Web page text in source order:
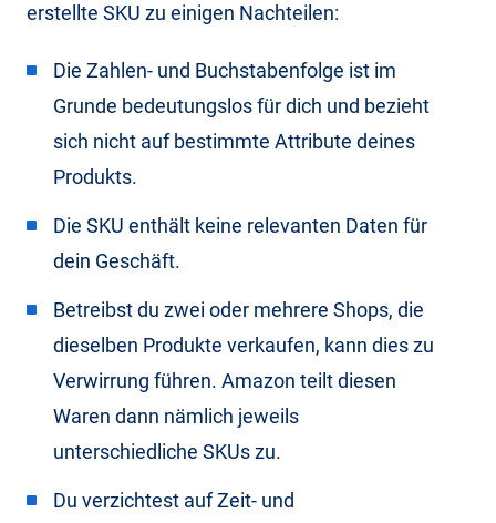
erstellte SKU zu einigen Nachteilen:
Die Zahlen- und Buchstabenfolge ist im
Grunde bedeutungslos für dich und bezieht
sich nicht auf bestimmte Attribute deines
Produkts.
Die SKU enthält keine relevanten Daten für
dein Geschäft.
Betreibst du zwei oder mehrere Shops, die
dieselben Produkte verkaufen, kann dies zu
Verwirrung führen. Amazon teilt diesen
Waren dann nämlich jeweils
unterschiedliche SKUs zu.
Du verzichtest auf Zeit- und